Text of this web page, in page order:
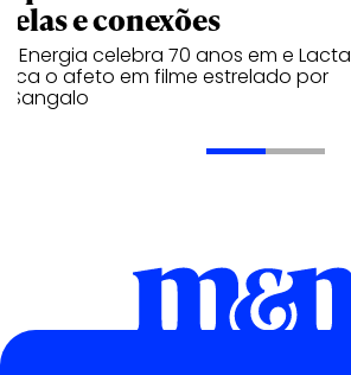
e conexões
Energia celebra 70 anos em e Lacta
o afeto em filme estrelado por
Sangalo